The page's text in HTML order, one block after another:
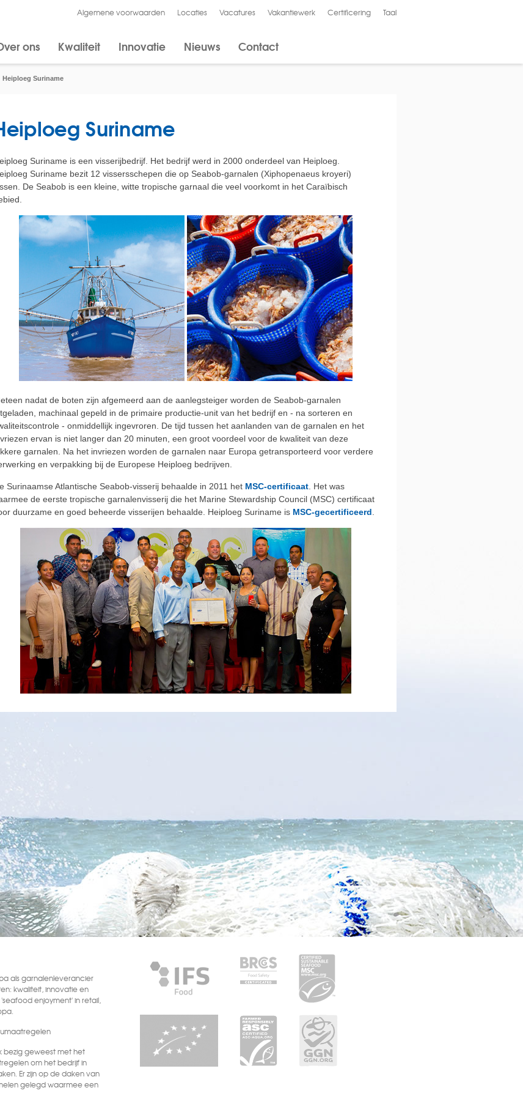
Algemene voorwaarden Locaties Vacatures Vakantiewerk Certificering
Taal
ons Kwaliteit Innovatie Nieuws Contact
Heiploeg Suriname
Suriname
Suriname is een visserijbedrijf. Het bedrijf werd in 2000 onderdeel van Heiploeg.
Suriname bezit 12 vissersschepen die op Seabob-garnalen (Xiphopenaeus kroyeri)
De Seabob is een kleine, witte tropische garnaal die veel voorkomt in het Caraïbisch
nadat de boten zijn afgemeerd aan de aanlegsteiger worden de Seabob-garnalen
machinaal gepeld in de primaire productie-unit van het bedrijf en - na sorteren en
- onmiddellijk ingevroren. De tijd tussen het aanlanden van de garnalen en het
ervan is niet langer dan 20 minuten, een groot voordeel voor de kwaliteit van deze
garnalen. Na het invriezen worden de garnalen naar Europa getransporteerd voor verdere
en verpakking bij de Europese Heiploeg bedrijven.
Surinaamse Atlantische Seabob-visserij behaalde in 2011 het MSC-certificaat. Het was
de eerste tropische garnalenvisserij die het Marine Stewardship Council (MSC) certificaat
duurzame en goed beheerde visserijen behaalde. Heiploeg Suriname is MSC-gecertificeerd
als garnalenleverancier
kwaliteit, innovatie en
enjoyment' in retail,
bezig geweest met het
om het bedrijf in
Er zijn op de daken van
gelegd waarmee een